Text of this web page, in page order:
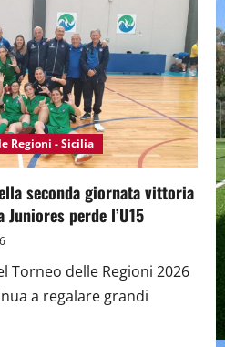
Regioni - Sicilia
seconda giornata vittoria
perde l’U15
Torneo delle Regioni 2026
a regalare grandi